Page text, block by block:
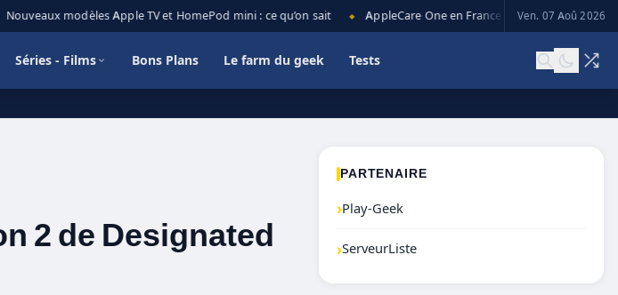
modèles Apple TV et HomePod mini : ce qu’on sait AppleCare One en France : prix, couverture et
Ven. 07 Aoû 2026
Séries - Films Bons Plans Le farm du geek Tests
2 de Designated
PARTENAIRE
›Play-Geek
›ServeurListe